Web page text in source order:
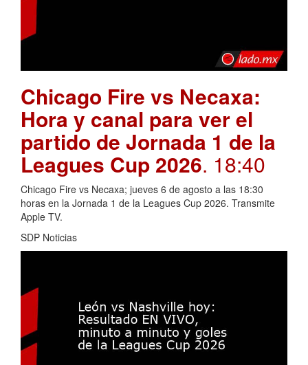
Chicago Fire vs Necaxa:
Hora y canal para ver el
partido de Jornada 1 de la
Leagues Cup 2026. 18:40
Chicago Fire vs Necaxa; jueves 6 de agosto a las 18:30
horas en la Jornada 1 de la Leagues Cup 2026. Transmite
Apple TV.
SDP Noticias